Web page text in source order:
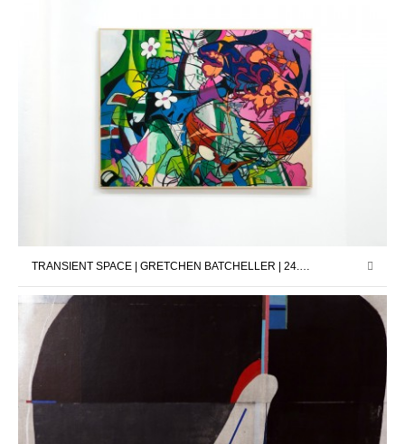
TRANSIENT SPACE | GRETCHEN BATCHELLER | 24.03.2023 – 13.05.2023